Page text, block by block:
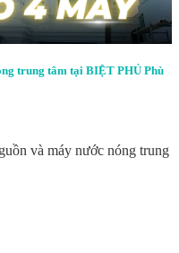
trung tâm tại BIỆT PHỦ Phù
và máy nước nóng trung